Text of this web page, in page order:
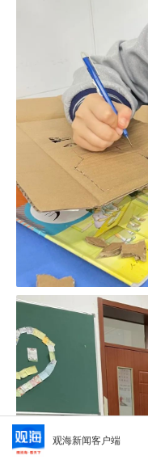
观海新闻客户端
来说两句吧...